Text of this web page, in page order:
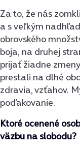
Za to, že nás
a s veľkým
obrovského
boja, na druhej
prijať žiadne
prestali na dlhé
zdravia, vzťahov.
poďakovanie.
Ktoré ocenené
väzbu na slobodu?